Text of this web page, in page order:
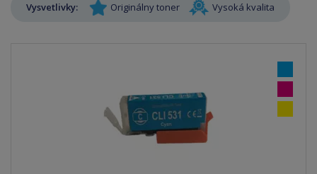
Vysvetlivky: Originálny toner Vysoká kvalita